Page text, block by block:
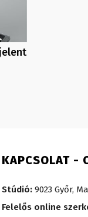
KAPCSOLAT -
Stúdió: 9023 Győr,
Felelős online